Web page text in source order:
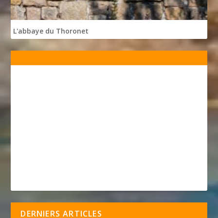
L'abbaye du Thoronet
DERNIERS ARTICLES